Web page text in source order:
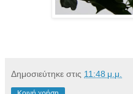
Δημοσιεύτηκε στις 11:48 μ.μ.